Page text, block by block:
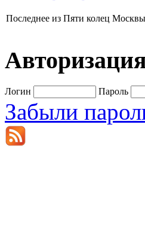
Последнее из Пяти колец
Логин Пароль
Забыли